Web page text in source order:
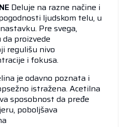
Deluje na razne načine i
ljudskom telu, u
Pre svega,
proizvede
regulišu nivo
i fokusa.
je odavno poznata i
istražena. Acetilna
sposobnost da pređe
poboljšava